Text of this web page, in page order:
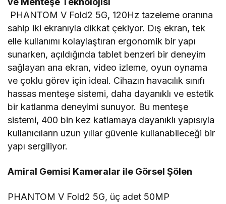
PHANTOM V Fold2 5G, 120Hz tazeleme oranına
sahip iki ekranıyla dikkat çekiyor. Dış ekran, tek
elle kullanımı kolaylaştıran ergonomik bir yapı
sunarken, açıldığında tablet benzeri bir deneyim
sağlayan ana ekran, video izleme, oyun oynama
ve çoklu görev için ideal. Cihazın havacılık sınıfı
hassas menteşe sistemi, daha dayanıklı ve estetik
bir katlanma deneyimi sunuyor. Bu menteşe
sistemi, 400 bin kez katlamaya dayanıklı yapısıyla
kullanıcıların uzun yıllar güvenle kullanabileceği bir
yapı sergiliyor.
Amiral Gemisi Kameralar ile Görsel Şölen
PHANTOM V Fold2 5G, üç adet 50MP